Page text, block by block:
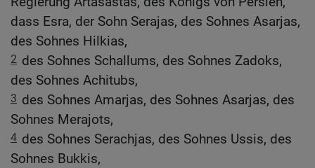
dass Esra, der Sohn Serajas, des Sohnes Asarjas,
des Sohnes Hilkias,
2 des Sohnes Schallums, des Sohnes Zadoks,
des Sohnes Achitubs,
3 des Sohnes Amarjas, des Sohnes Asarjas, des
Sohnes Merajots,
4 des Sohnes Serachjas, des Sohnes Ussis, des
Sohnes Bukkis,